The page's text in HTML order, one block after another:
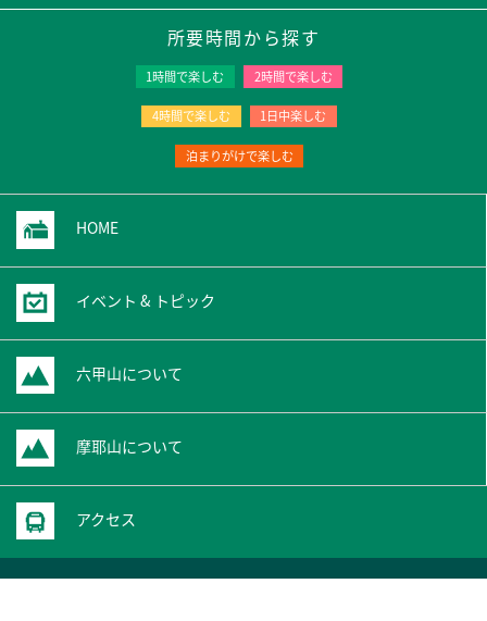
所要時間から探す
1時間で楽しむ 2時間で楽しむ
4時間で楽しむ 1日中楽しむ
泊まりがけで楽しむ
HOME
イベント & トピック
六甲山について
摩耶山について
アクセス